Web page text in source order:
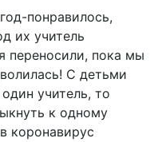
понравилось,
их учитель
переносили, пока мы
С детьми
учитель, то
к одному
коронавирус